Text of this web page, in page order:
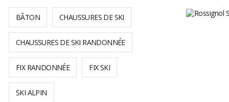
BÂTON CHAUSSURES DE SKI
CHAUSSURES DE SKI RANDONNÉE
FIX RANDONNÉE FIX SKI
SKI ALPIN